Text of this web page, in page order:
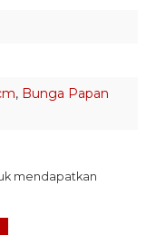
, Bunga Papan
mendapatkan